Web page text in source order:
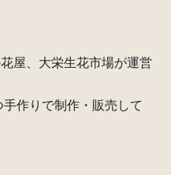
屋、大栄生花市場が運営
作りで制作・販売して